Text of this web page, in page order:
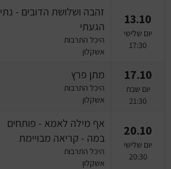
13.10
יום שלישי
17:30
זהבה ושלושת הדובים - נתי
הגעתי
היכל התרבות
אשקלון
17.10
יום שבת
21:30
מתן פרץ
היכל התרבות
אשקלון
20.10
יום שלישי
20:30
אף מילה לאמא - פותחים
במה - קריאה מבויימת
היכל התרבות
אשקלון